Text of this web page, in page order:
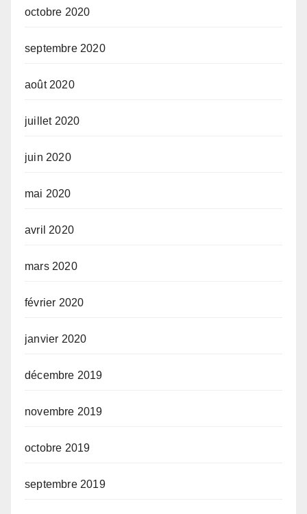
octobre 2020
septembre 2020
août 2020
juillet 2020
juin 2020
mai 2020
avril 2020
mars 2020
février 2020
janvier 2020
décembre 2019
novembre 2019
octobre 2019
septembre 2019